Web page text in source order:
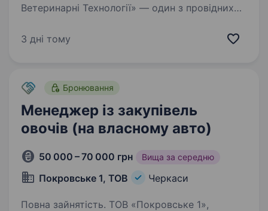
Ветеринарні Технології» — один з провідних
ветеринарних препаратів та продуктів для
3 дні тому
Бронювання
Менеджер із закупівель
овочів (на власному авто)
50 000 – 70 000 грн Вища за середню
Покровське 1, ТОВ Черкаси
Повна зайнятість. ТОВ «Покровське 1»,